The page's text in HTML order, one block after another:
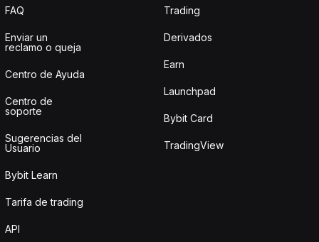
FAQ
Enviar un
reclamo o queja
Centro de Ayuda
Centro de
soporte
Sugerencias del
Usuario
Bybit Learn
Tarifa de trading
API
Trading
Derivados
Earn
Launchpad
Bybit Card
TradingView